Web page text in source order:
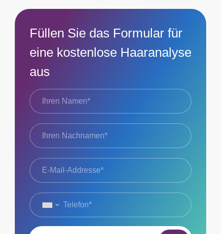
Füllen Sie das Formular für
eine kostenlose Haaranalyse
aus